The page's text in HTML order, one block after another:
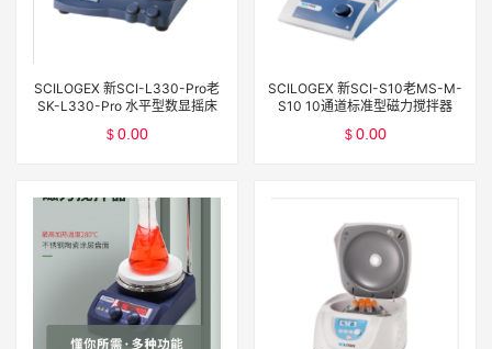
SCILOGEX 新SCI-L330-Pro老
SK-L330-Pro 水平型数显摇床
$ 0.00
SCILOGEX 新SCI-S10老MS-M-
S10 10通道标准型磁力搅拌器
$ 0.00